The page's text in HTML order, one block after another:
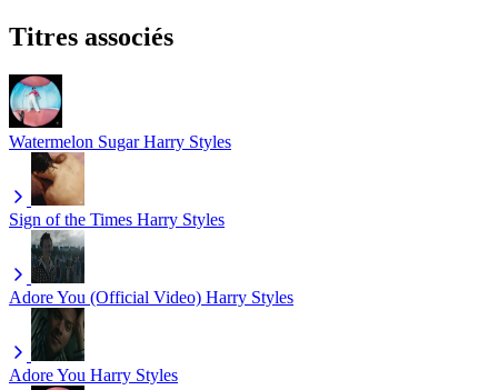
Titres associés
Watermelon Sugar Harry Styles
Sign of the Times Harry Styles
Adore You (Official Video) Harry Styles
Adore You Harry Styles